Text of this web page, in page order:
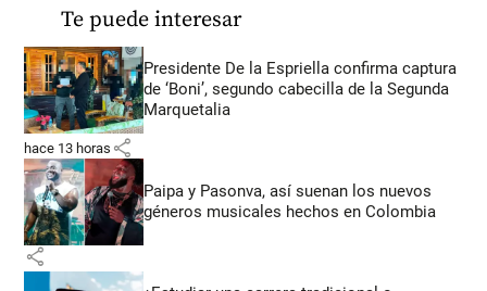
Te puede interesar
Presidente De la Espriella confirma captura
de ‘Boni’, segundo cabecilla de la Segunda
Marquetalia
hace 13 horas share
Paipa y Pasonva, así suenan los nuevos
géneros musicales hechos en Colombia
share